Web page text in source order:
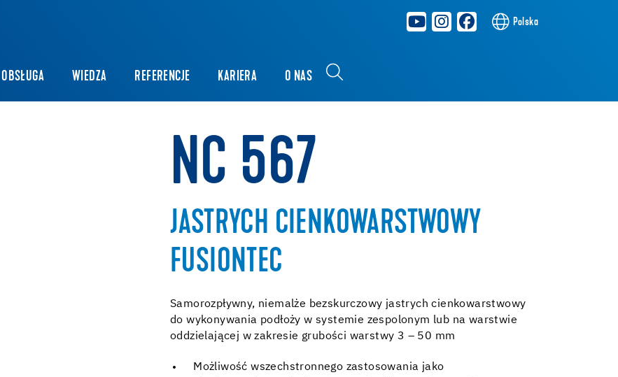
Polska
OBSŁUGA WIEDZA REFERENCJE KARIERA O NAS
NC 567
JASTRYCH CIENKOWARSTWOWY
FUSIONTEC
Samorozpływny, niemalże bezskurczowy jastrych cienkowarstwowy
do wykonywania podłoży w systemie zespolonym lub na warstwie
oddzielającej w zakresie grubości warstwy 3 – 50 mm
Możliwość wszechstronnego zastosowania jako